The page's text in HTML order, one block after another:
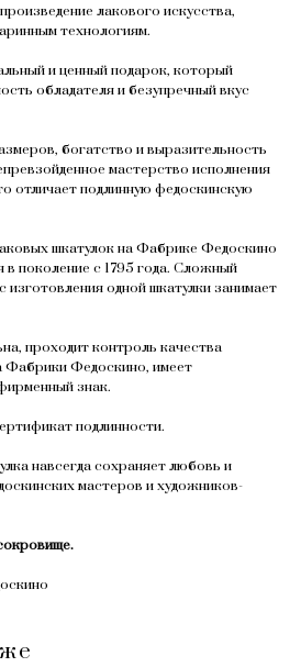
лакового искусства,
технологиям.
и ценный подарок, который
обладателя и безупречный вкус
богатство и выразительность
мастерство исполнения
отличает подлинную федоскинскую
шкатулок на Фабрике Федоскино
в поколение с 1795 года. Сложный
изготовления одной шкатулки занимает
проходит контроль качества
Фабрики Федоскино, имеет
знак.
подлинности.
навсегда сохраняет любовь и
мастеров и художников-